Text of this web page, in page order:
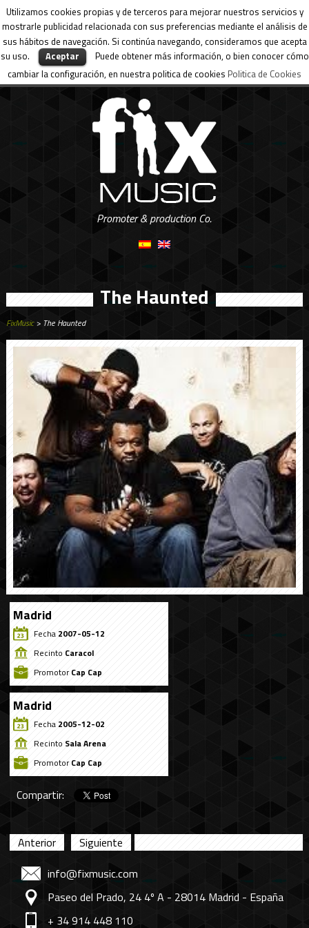
Utilizamos cookies propias y de terceros para mejorar nuestros servicios y
mostrarle publicidad relacionada con sus preferencias mediante el análisis de
sus hábitos de navegación. Si continúa navegando, consideramos que acepta
su uso.
Aceptar
Puede obtener más información, o bien conocer cómo
cambiar la configuración, en nuestra politica de cookies Politica de Cookies
Promoter & production Co.
The Haunted
FixMusic> The Haunted
Madrid
Fecha 2007-05-12
Recinto Caracol
PromotorCap Cap
Madrid
Fecha 2005-12-02
Recinto Sala Arena
PromotorCap Cap
Compartir:
Anterior
Siguiente
info@fixmusic.com
Paseo del Prado, 24 4º A - 28014 Madrid - España
+ 34 914 448 110